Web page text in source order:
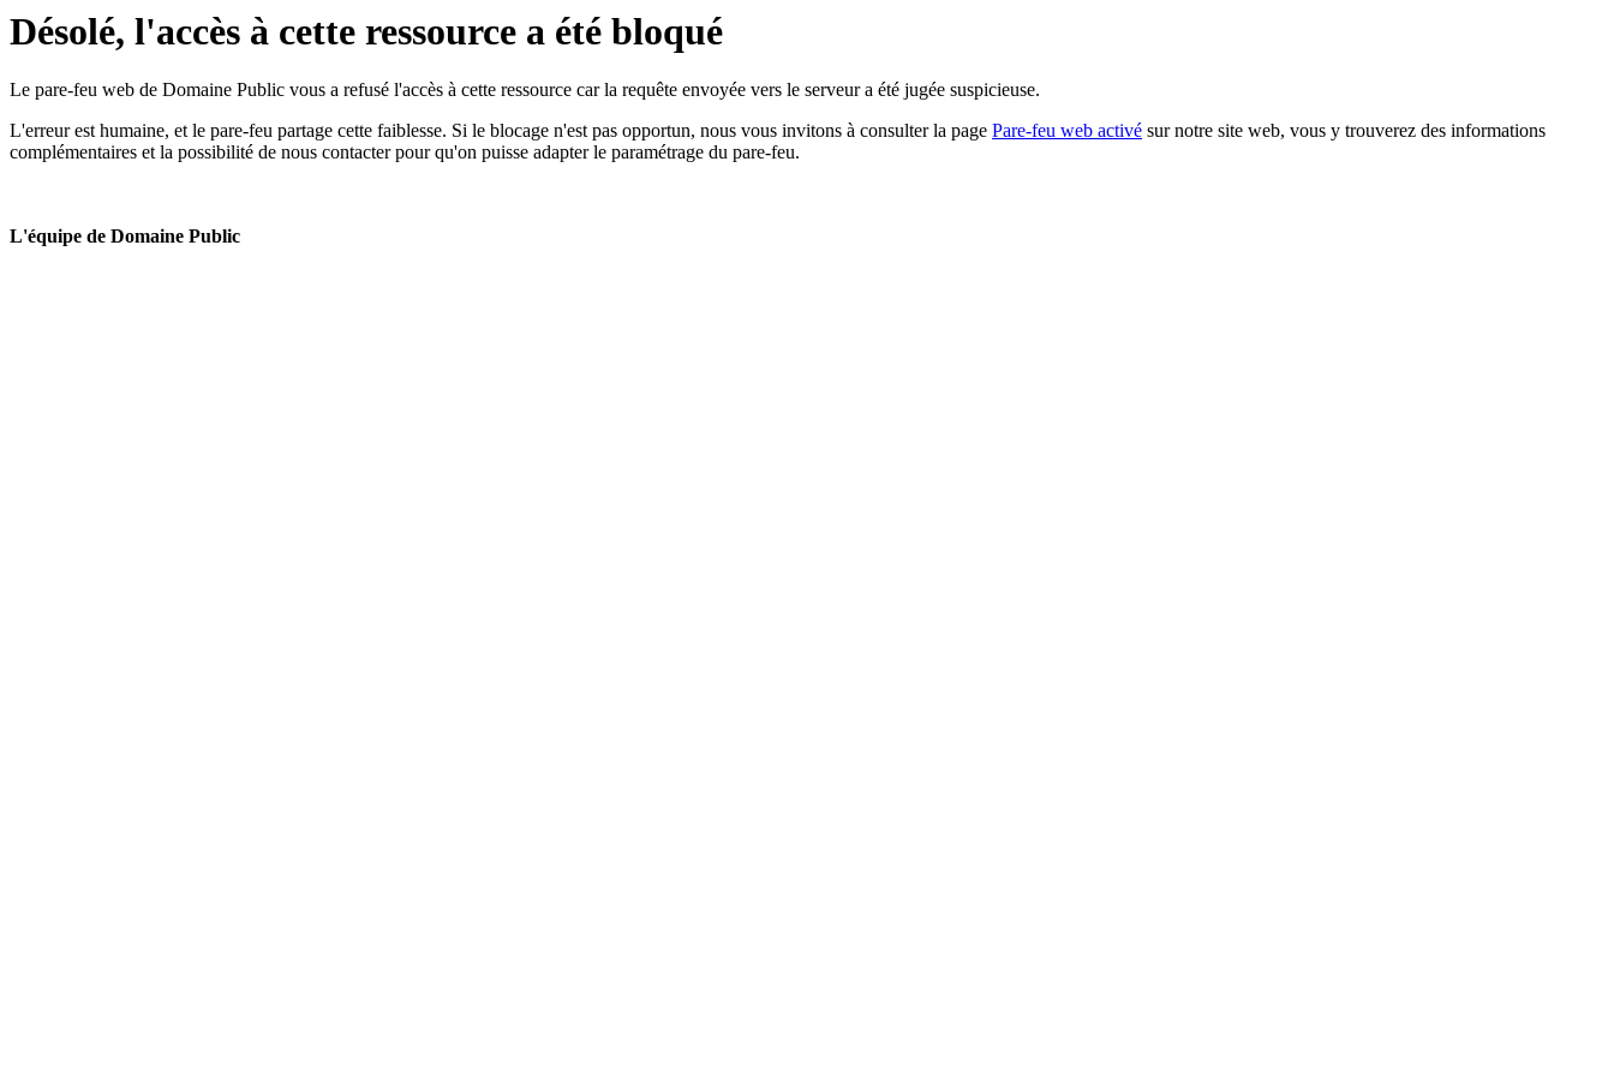
Désolé, l'accès à cette ressource a été bloqué
Le pare-feu web de Domaine Public vous a refusé l'accès à cette ressource car la requête envoyée vers le serveur a été jugée suspicieuse.
L'erreur est humaine, et le pare-feu partage cette faiblesse. Si le blocage n'est pas opportun, nous vous invitons à consulter la page Pare-feu web activé sur notre site web, vous y trouverez des informations
complémentaires et la possibilité de nous contacter pour qu'on puisse adapter le paramétrage du pare-feu.
L'équipe de Domaine Public